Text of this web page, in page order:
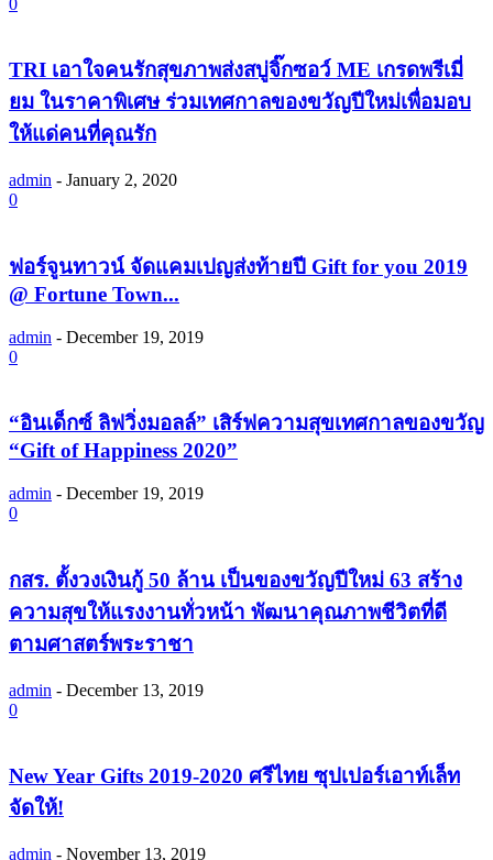
TRI เอาใจคนรักสุขภาพส่งสบู่จิ๊กซอว์ ME เกรดพรีเมี่
ยม ในราคาพิเศษ ร่วมเทศกาลของขวัญปีใหม่เพื่อมอบ
ให้แด่คนที่คุณรัก
admin - January 2, 2020
0
ฟอร์จูนทาวน์ จัดแคมเปญส่งท้ายปี Gift for you 2019
@ Fortune Town...
admin - December 19, 2019
0
“อินเด็กซ์ ลิฟวิ่งมอลล์” เสิร์ฟความสุขเทศกาลของขวัญ
“Gift of Happiness 2020”
admin - December 19, 2019
0
กสร. ตั้งวงเงินกู้ 50 ล้าน เป็นของขวัญปีใหม่ 63 สร้าง
ความสุขให้แรงงานทั่วหน้า พัฒนาคุณภาพชีวิตที่ดี
ตามศาสตร์พระราชา
admin - December 13, 2019
0
New Year Gifts 2019-2020 ศรีไทย ซุปเปอร์เอาท์เล็ท
จัดให้!
admin - November 13, 2019